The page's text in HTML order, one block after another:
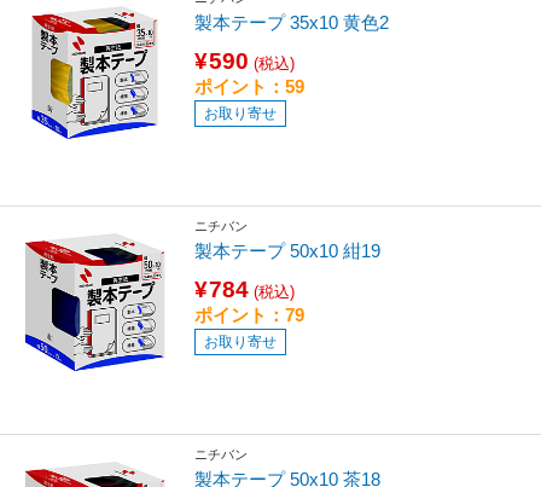
製本テープ 35x10 黄色2
¥590 (税込)
ポイント：59
お取り寄せ
ニチバン
製本テープ 50x10 紺19
¥784 (税込)
ポイント：79
お取り寄せ
ニチバン
製本テープ 50x10 茶18